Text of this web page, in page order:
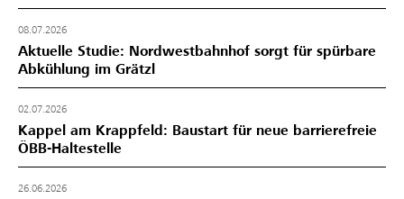
08.07.2026
Aktuelle Studie: Nordwestbahnhof sorgt für spürbare
Abkühlung im Grätzl
02.07.2026
Kappel am Krappfeld: Baustart für neue barrierefreie
ÖBB-Haltestelle
26.06.2026